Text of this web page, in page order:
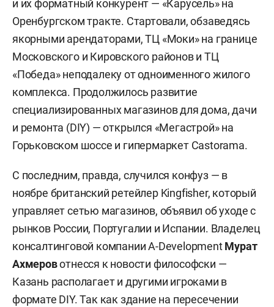
и их форматный конкурент — «Карусель» на
Оренбургском тракте. Стартовали, обзаведясь
якорными арендаторами, ТЦ «Моки» на границе
Московского и Кировского районов и ТЦ
«Победа» неподалеку от одноименного жилого
комплекса. Продолжилось развитие
специализированных магазинов для дома, дачи
и ремонта (DIY) — открылся «Мегастрой» на
Горьковском шоссе и гипермаркет Castorama.
С последним, правда, случился конфуз — в
ноябре британский ретейлер Kingfisher, который
управляет сетью магазинов, объявил об уходе с
рынков России, Португалии и Испании. Владелец
консалтинговой компании A-DevelopmentМурат
Ахмеровотнесся к новости философски —
Казань располагает и другими игроками в
формате DIY. Так как здание на пересечении